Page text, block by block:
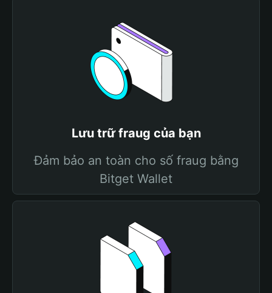
Lưu trữ fraug của bạn
Đảm bảo an toàn cho số fraug bằng
Bitget Wallet